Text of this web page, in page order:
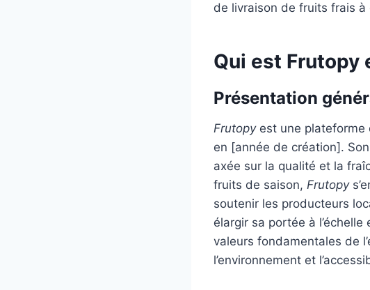
de livraison de fruits frais à
Qui est Frutopy
Présentation
Frutopyest une plateforme
en [année de création].
axée sur la qualité et la
fruits de saison, Frutopy
soutenir les producteurs
élargir sa portée à
valeurs fondamentales de
l’environnement et